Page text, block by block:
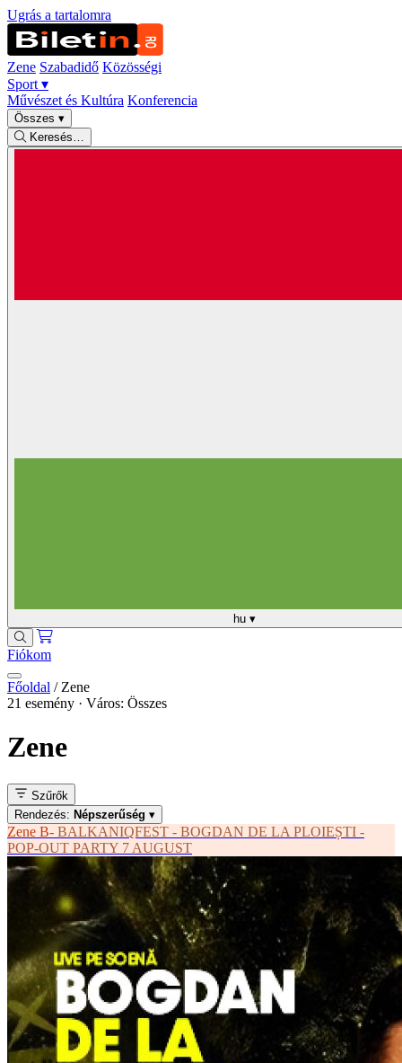
Ugrás a tartalomra
Zene Szabadidő Közösségi
Sport ▾
Művészet és Kultúra Konferencia
Összes ▾
Keresés…
hu ▾
Fiókom
Főoldal / Zene
21 esemény · Város: Összes
Zene
Szűrők
Rendezés: Népszerűség ▾
Zene B- BALKANIQFEST - BOGDAN DE LA PLOIEȘTI -
POP-OUT PARTY 7 AUGUST